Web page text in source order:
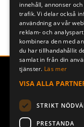
innehåll, annonser
trafik. Vi delar också
användning av vår
reklam- och
kombinera den med
du har tillhandahållit
samlat in från din
tjänster. Läs mer
VISA ALLA
STRIKT
PRESTANDA